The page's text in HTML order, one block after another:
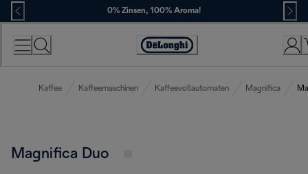
Skip
to
Content
0% Zinsen, 100% Aroma!
Erklärung
Zugänglichkeit
Kaffee Kaffeemaschinen Kaffeevollautomaten Magnifica
Magnifica Duo